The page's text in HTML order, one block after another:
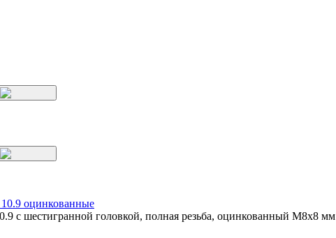
оцинкованные
с шестигранной головкой, полная резьба, оцинкованный M8x8 мм